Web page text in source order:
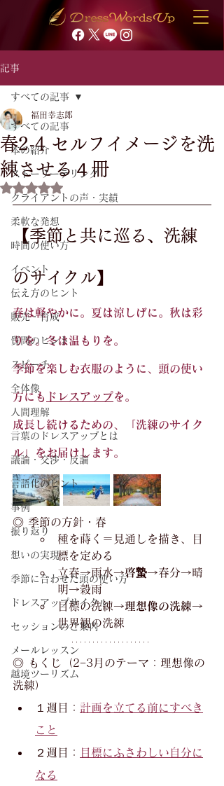
記事
すべての記事
本の紹介
ストーリーテリング
クライアントの声・実績
柔軟な発想
時間の使い方
イベント
伝え方のヒント
販売・育成
質問のヒント
スピーチ
全体像
人間理解
言葉のドレスアップとは
議論・交渉・反論
言語化のヒント
事例
振り返り
想いの実現
季節に合わせた頭の使い方
ドレスアップサイクル
セッションのご案内
メールレッスン
越境ツーリズム
すべての記事
春2-4 セルフイメージを洗
練させる４冊
福田幸志郎
5つ星のうちNaNと評価されています。
【季節と共に巡る、洗練
のサイクル】
春は軽やかに。夏は涼しげに。秋は彩
りを。冬は温もりを。
季節を楽しむ衣服のように、頭の使い
方にも ドレスアップを。
成長し続けるための、「洗練のサイク
ル」をお届けします。
◎ 季節の方針・春
種を蒔く＝見通しを描き、目
標を定める
立春→雨水→啓蟄→春分→晴
明→穀雨
目標の洗練→理想像の洗練→
世界観の洗練
◎ もくじ（2−3月のテーマ：理想像の
洗練）
１週目： 計画を立てる前にすべき
こと
２週目：
目標にふさわしい自分に
なる